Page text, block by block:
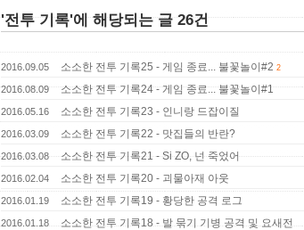
'전투 기록'에 해당되는 글 26건
2016.09.05 소소한 전투 기록25 - 게임 종료... 불꽃놀이#2 2
2016.08.09 소소한 전투 기록24 - 게임 종료... 불꽃놀이#1
2016.05.16 소소한 전투 기록23 - 인니랑 드잡이질
2016.03.09 소소한 전투 기록22 - 맛집들의 반란?
2016.03.08 소소한 전투 기록21 - Si ZO, 넌 죽었어
2016.02.04 소소한 전투 기록20 - 괴물아재 아웃
2016.01.19 소소한 전투 기록19 - 황당한 공격 로그
2016.01.18 소소한 전투 기록18 - 발 묶기 기병 공격 및 요새전